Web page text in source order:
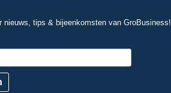
nieuws, tips & bijeenkomsten van GroBusiness!